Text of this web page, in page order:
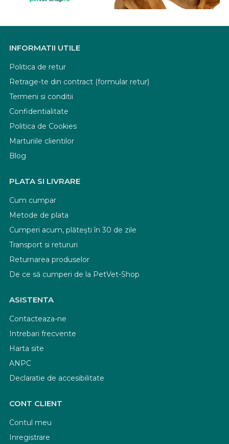
INFORMATII UTILE
Politica de retur
Retrage-te din contract (formular retur)
Termeni si conditii
Confidentialitate
Politica de Cookies
Marturiile clientilor
Blog
PLATA SI LIVRARE
Cum cumpar
Metode de plata
Cumperi acum, plătești în 30 de zile
Transport si retururi
Returnarea produselor
De ce să cumperi de la PetVet-Shop
ASISTENTA
Contacteaza-ne
Intrebari frecvente
Harta site
ANPC
Declaratie de accesibilitate
CONT CLIENT
Contul meu
Inregistrare